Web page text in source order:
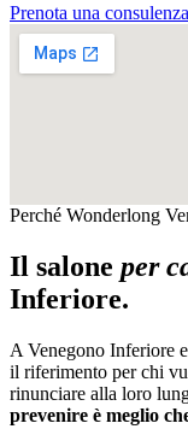
Prenota una consulenza
Perché Wonderlong
Il salone per
Inferiore.
A Venegono Inferiore
il riferimento per chi
rinunciare alla loro
prevenire è meglio